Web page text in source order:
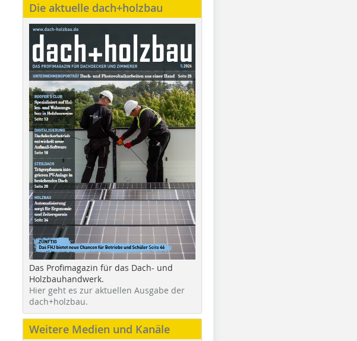
Die aktuelle dach+holzbau
Das Profimagazin für das Dach- und
Holzbauhandwerk.
Hier geht es zur aktuellen Ausgabe der
dach+holzbau.
Weitere Medien und Kanäle